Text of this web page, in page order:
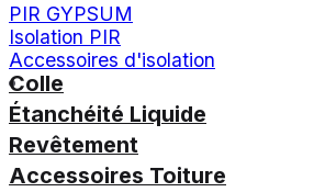
PIR GYPSUM
Isolation PIR
Accessoires d'isolation
Colle
Étanchéité Liquide
Revêtement
Accessoires Toiture